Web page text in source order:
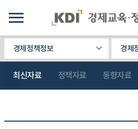
경제정책정보 경제
최신자료 정책자료 동향자료